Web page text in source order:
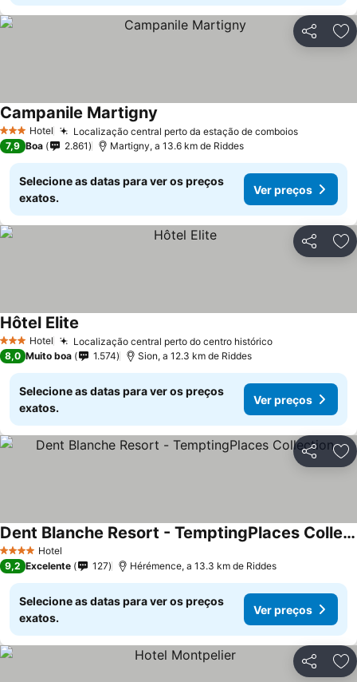
Partilhar
3 EstrelasHotel Localização central perto da estação de comboios
Campanile Martigny
7,9 Boa 2.861 Martigny, a 13.6 km de Riddes
Selecione as datas para ver os preços
exatos.
Ver preços
Partilhar
3 EstrelasHotel Localização central perto do centro histórico
Hôtel Elite
8,0 Muito boa 1.574 Sion, a 12.3 km de Riddes
Selecione as datas para ver os preços
exatos.
Ver preços
Partilhar
4 EstrelasHotel
Dent Blanche Resort - TemptingPlaces Collection
9,2 Excelente 127 Hérémence, a 13.3 km de Riddes
Selecione as datas para ver os preços
exatos.
Ver preços
Partilhar